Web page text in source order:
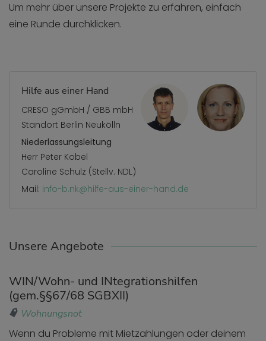
Um mehr über unsere Projekte zu erfahren, einfach
eine Runde durchklicken.
Hilfe aus einer Hand
CRESO gGmbH / GBB mbH
Standort Berlin Neukölln
Niederlassungsleitung
Herr Peter Kobel
Caroline Schulz (Stellv. NDL)
Mail: info-b.nk@hilfe-aus-einer-hand.de
Unsere Angebote
WIN/Wohn- und INtegrationshilfen
(gem.§§67/68 SGBXII)
Wohnungsnot
Wenn du Probleme mit Mietzahlungen oder deinem